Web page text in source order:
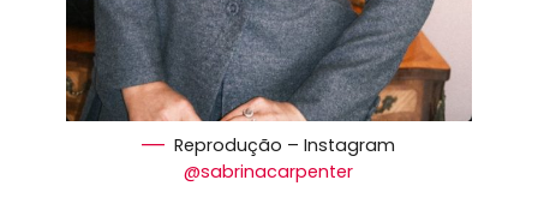
Reprodução – Instagram
@sabrinacarpenter